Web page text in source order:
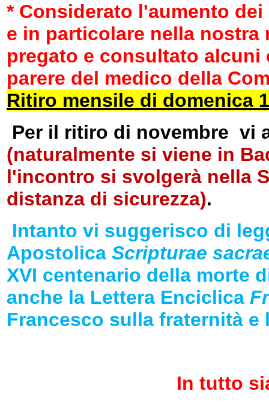
* Considerato l'aumento
e in particolare nella nostra
pregato e consultato
parere del medico della
Ritiro mensile di domenica
Per il ritiro di novembre vi
(naturalmente si viene in
l'incontro si svolgerà nella
distanza di sicurezza).
Intanto vi suggerisco di
Apostolica Scripturae
XVI centenario della morte
anche la Lettera Enciclica
Francesco sulla fraternità e
In tutto